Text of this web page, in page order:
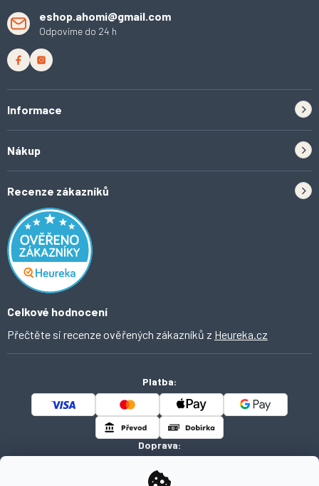
eshop.ahomi@gmail.com
Odpovíme do 24 h
Informace
Tipy do kuchyně
Inspirace a trendy
Domácí vychytávky
O Ahomi
Nákup
Odstoupení od smlouvy
Obchodní podmínky
Ochrana osobních údajů
Recenze zákazníků
Celkové hodnocení
Přečtěte si recenze ověřených zákazníků z Heureka.cz
Platba:
Doprava: